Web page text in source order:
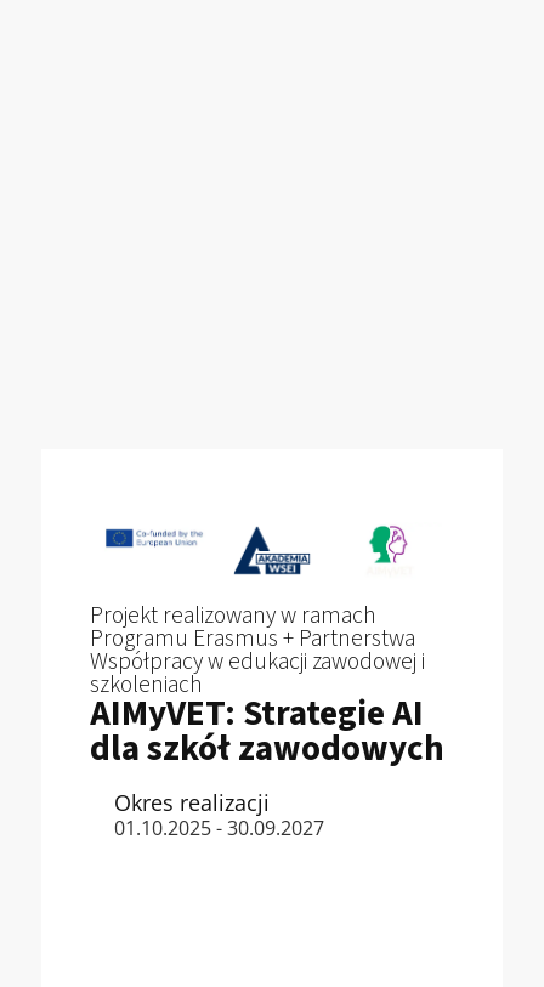
Projekt realizowany w ramach
Programu Erasmus + Partnerstwa
Współpracy w edukacji zawodowej i
szkoleniach
AIMyVET: Strategie AI
dla szkół zawodowych
Okres realizacji
01.10.2025 - 30.09.2027